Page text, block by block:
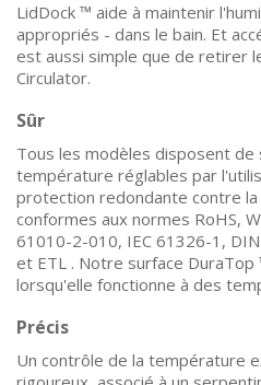
LidDock ™ aide à maintenir
appropriés - dans le bain. Et
est aussi simple que de retirer
Circulator.
Sûr
Tous les modèles disposent de
température réglables par
protection redondante contre
conformes aux normes RoHS,
61010-2-010, IEC 61326-1,
et ETL . Notre surface
lorsqu'elle fonctionne à des
Précis
Un contrôle de la température